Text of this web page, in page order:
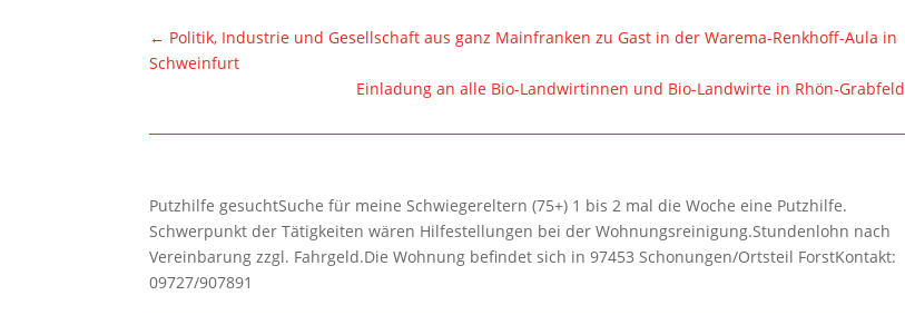
← Politik, Industrie und Gesellschaft aus ganz Mainfranken zu Gast in der Warema-Renkhoff-Aula in
Schweinfurt
Einladung an alle Bio-Landwirtinnen und Bio-Landwirte in Rhön-Grabfeld
Putzhilfe gesuchtSuche für meine Schwiegereltern (75+) 1 bis 2 mal die Woche eine Putzhilfe.
Schwerpunkt der Tätigkeiten wären Hilfestellungen bei der Wohnungsreinigung.Stundenlohn nach
Vereinbarung zzgl. Fahrgeld.Die Wohnung befindet sich in 97453 Schonungen/Ortsteil ForstKontakt:
09727/907891